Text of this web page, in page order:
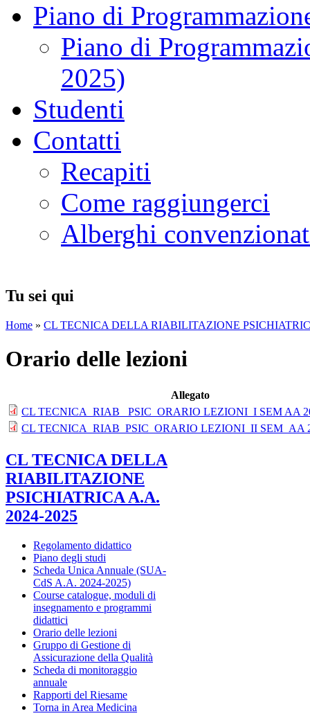
Piano di
Piano di
2025)
Studenti
Contatti
Recapiti
Come raggiungerci
Alberghi
Tu sei qui
Home » CL TECNICA DELLA RIABILITAZIONE
Orario delle lezioni
Allegato
CL TECNICA_RIAB_ PSIC_ORARIO LEZIONI_I SEM AA
CL TECNICA_RIAB_PSIC_ORARIO LEZIONI_II SEM_AA
CL TECNICA DELLA
RIABILITAZIONE
PSICHIATRICA A.A.
2024-2025
Regolamento didattico
Piano degli studi
Scheda Unica Annuale (SUA-
CdS A.A. 2024-2025)
Course catalogue, moduli di
insegnamento e programmi
didattici
Orario delle lezioni
Gruppo di Gestione di
Assicurazione della Qualità
Scheda di monitoraggio
annuale
Rapporti del Riesame
Torna in Area Medicina